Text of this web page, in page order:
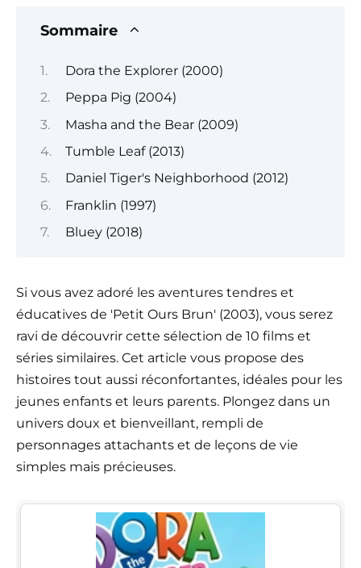
Sommaire
Dora the Explorer (2000)
Peppa Pig (2004)
Masha and the Bear (2009)
Tumble Leaf (2013)
Daniel Tiger's Neighborhood (2012)
Franklin (1997)
Bluey (2018)
Si vous avez adoré les aventures tendres et
éducatives de 'Petit Ours Brun' (2003), vous serez
ravi de découvrir cette sélection de 10 films et
séries similaires. Cet article vous propose des
histoires tout aussi réconfortantes, idéales pour les
jeunes enfants et leurs parents. Plongez dans un
univers doux et bienveillant, rempli de
personnages attachants et de leçons de vie
simples mais précieuses.